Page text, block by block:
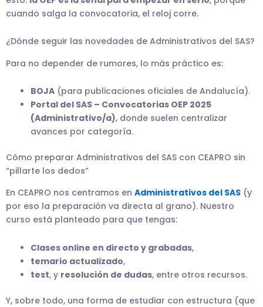
cuando salga la convocatoria, el reloj corre.
¿Dónde seguir las novedades de Administrativos del SAS?
Para no depender de rumores, lo más práctico es:
BOJA (para publicaciones oficiales de Andalucía).
Portal del SAS – Convocatorias OEP 2025
(Administrativo/a), donde suelen centralizar
avances por categoría.
Cómo preparar Administrativos del SAS con CEAPRO sin
“pillarte los dedos”
En CEAPRO nos centramos en Administrativos del SAS (y
por eso la preparación va directa al grano). Nuestro
curso está planteado para que tengas:
Clases online en directo y grabadas,
temario actualizado,
test, y resolución de dudas, entre otros recursos.
Y, sobre todo, una forma de estudiar con estructura (que